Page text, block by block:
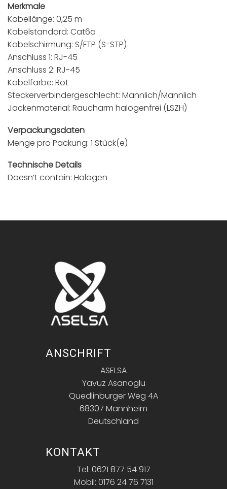
Merkmale
Kabellänge: 0,25 m
Kabelstandard: Cat6a
Kabelschirmung: S/FTP (S-STP)
Anschluss 1: RJ-45
Anschluss 2: RJ-45
Kabelfarbe: Rot
Steckerverbindergeschlecht: Männlich/Männlich
Jackenmaterial: Raucharm halogenfrei (LSZH)
Verpackungsdaten
Menge pro Packung: 1 Stück(e)
Technische Details
Doesn’t contain: Halogen
ANSCHRIFT
ASELSA
Yavuz Asanoglu
Quedlinburger Weg 4A
68307 Mannheim
Deutschland
KONTAKT
Tel: 0621 877 54 917
Mobil: 0176 24 76 7131